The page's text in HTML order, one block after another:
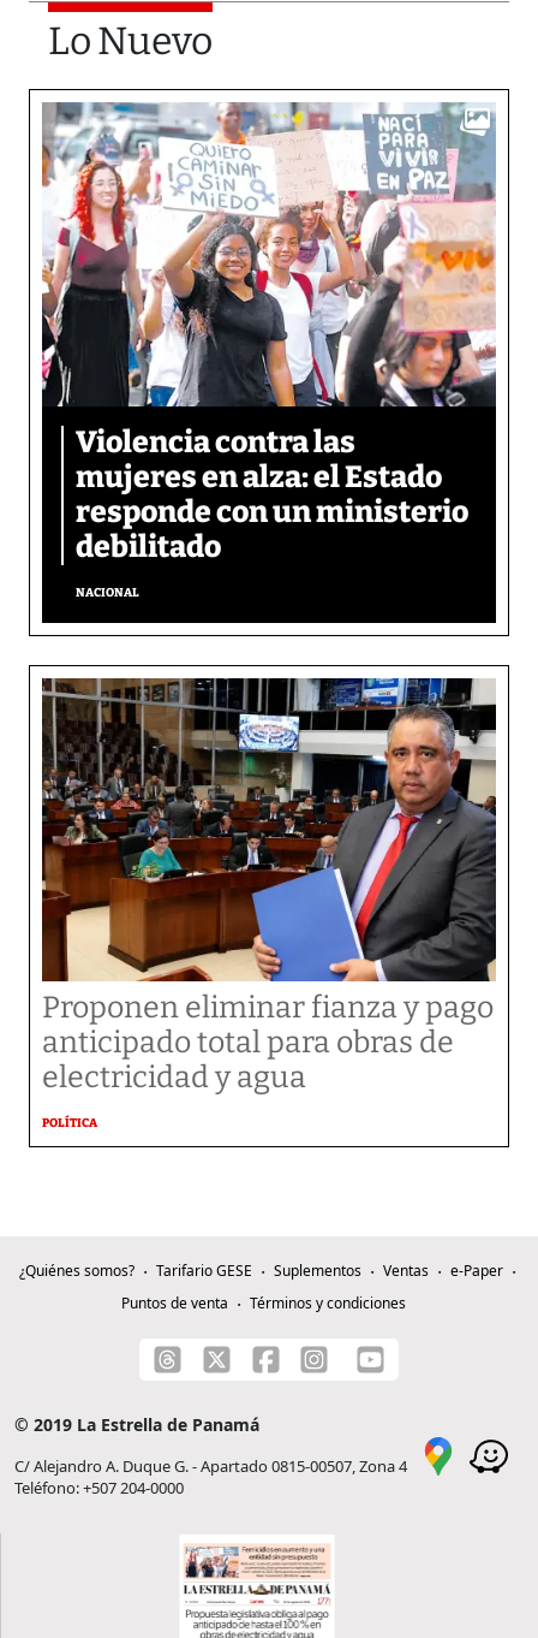
Lo Nuevo
Violencia contra las
mujeres en alza: el Estado
responde con un ministerio
debilitado
NACIONAL
Proponen eliminar fianza y pago
anticipado total para obras de
electricidad y agua
POLÍTICA
¿Quiénes somos? Tarifario GESE Suplementos Ventas
e-Paper
Puntos de venta
Términos y condiciones
© 2019 La Estrella de Panamá
C/ Alejandro A. Duque G. - Apartado 0815-00507, Zona 4
Teléfono: +507 204-0000